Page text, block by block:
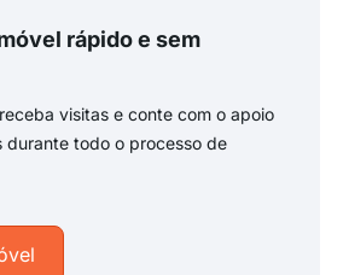
rápido e sem
visitas e conte com o apoio
durante todo o processo de